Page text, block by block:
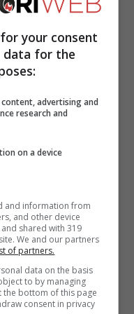
quella della
sotto delle
avesse
miglioramenti
avevano votato
your consent
data for the
advertising and
research and
on a device
and information from
and other device
shared with 319
We and our partners
of partners.
data on the basis
to by managing
the bottom of this page
consent in privacy